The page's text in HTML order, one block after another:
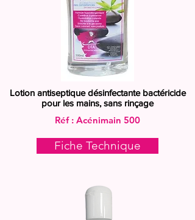
Lotion antiseptique désinfectante bactéricide
pour les mains, sans rinçage
Réf : Acénimain 500
Fiche Technique